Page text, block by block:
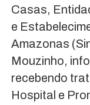
Casas,
e
Amazonas
Mouzinho,
recebendo
Hospital e